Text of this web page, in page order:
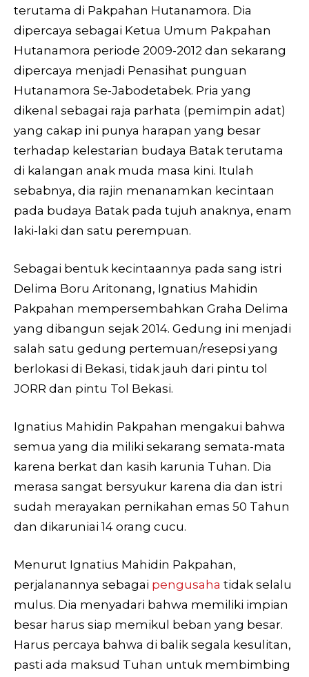
terutama di Pakpahan Hutanamora. Dia
dipercaya sebagai Ketua Umum Pakpahan
Hutanamora periode 2009-2012 dan sekarang
dipercaya menjadi Penasihat punguan
Hutanamora Se-Jabodetabek. Pria yang
dikenal sebagai raja parhata (pemimpin adat)
yang cakap ini punya harapan yang besar
terhadap kelestarian budaya Batak terutama
di kalangan anak muda masa kini. Itulah
sebabnya, dia rajin menanamkan kecintaan
pada budaya Batak pada tujuh anaknya, enam
laki-laki dan satu perempuan.
Sebagai bentuk kecintaannya pada sang istri
Delima Boru Aritonang, Ignatius Mahidin
Pakpahan mempersembahkan Graha Delima
yang dibangun sejak 2014. Gedung ini menjadi
salah satu gedung pertemuan/resepsi yang
berlokasi di Bekasi, tidak jauh dari pintu tol
JORR dan pintu Tol Bekasi.
Ignatius Mahidin Pakpahan mengakui bahwa
semua yang dia miliki sekarang semata-mata
karena berkat dan kasih karunia Tuhan. Dia
merasa sangat bersyukur karena dia dan istri
sudah merayakan pernikahan emas 50 Tahun
dan dikaruniai 14 orang cucu.
Menurut Ignatius Mahidin Pakpahan,
perjalanannya sebagai pengusaha tidak selalu
mulus. Dia menyadari bahwa memiliki impian
besar harus siap memikul beban yang besar.
Harus percaya bahwa di balik segala kesulitan,
pasti ada maksud Tuhan untuk membimbing